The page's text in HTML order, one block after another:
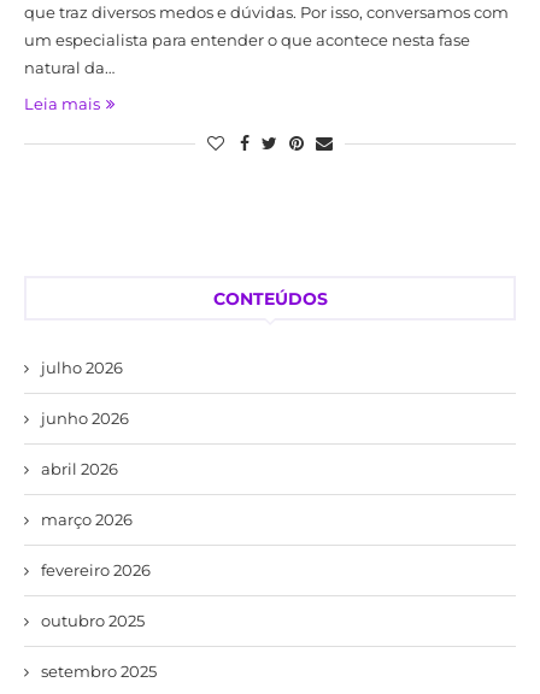
que traz diversos medos e dúvidas. Por isso, conversamos com
um especialista para entender o que acontece nesta fase
natural da…
Leia mais
CONTEÚDOS
julho 2026
junho 2026
abril 2026
março 2026
fevereiro 2026
outubro 2025
setembro 2025